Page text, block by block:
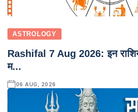
ASTROLOGY
Rashifal 7 Aug 2026: इन
म...
06 AUG, 2026